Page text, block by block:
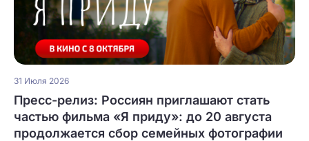
31 Июля 2026
Пресс-релиз: Россиян приглашают стать
частью фильма «Я приду»: до 20 августа
продолжается сбор семейных фотографии